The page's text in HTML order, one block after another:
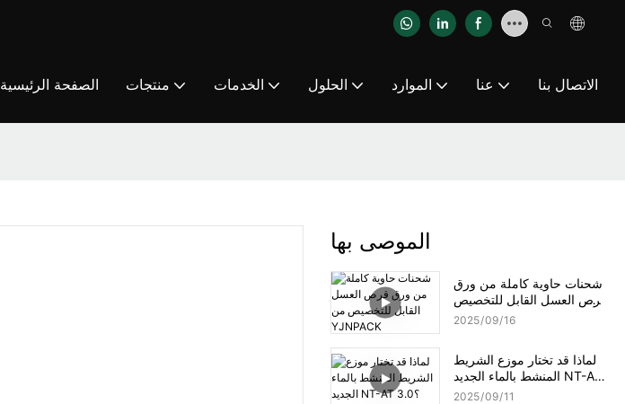
الصفحة الرئيسية منتجات الخدمات الحلول الموارد عنا الاتصال بنا
الموصى بها
شحنات حاوية كاملة من ورق
قرص العسل القابل للتخصيص
من YJNPACK2025 09 16
لماذا قد تختار موزع الشريط
المنشط بالماء الجديد NT-AT
3.0؟
2025 09 11